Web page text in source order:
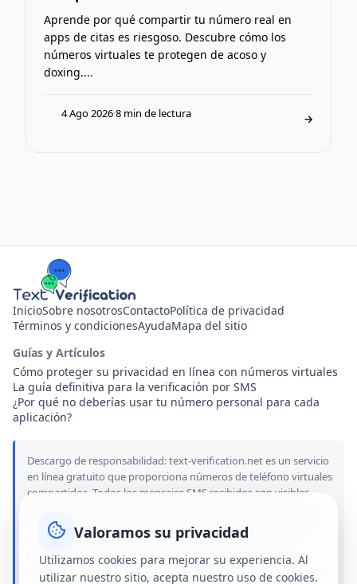
Aprende por qué compartir tu número real en
apps de citas es riesgoso. Descubre cómo los
números virtuales te protegen de acoso y
doxing....
4 Ago 2026·8 min de lectura →
InicioSobre nosotrosContactoPolítica de privacidad
Términos y condicionesAyudaMapa del sitio
Guías y Artículos
Cómo proteger su privacidad en línea con números virtuales
La guía definitiva para la verificación por SMS
¿Por qué no deberías usar tu número personal para cada
aplicación?
Descargo de responsabilidad: text-verification.net es un servicio
en línea gratuito que proporciona números de teléfono virtuales
compartidos. Todos los mensajes SMS recibidos son visibles
asociados, patrocinados ni afiliados con ninguna de las marcas,
aplicaciones o servicios mencionados en este sitio. El uso de
nuestros números públicos es bajo su propio riesgo. No
asumimos ninguna responsabilidad por daños, suspensiones de
Valoramos su privacidad
Utilizamos cookies para mejorar su experiencia. Al
utilizar nuestro sitio, acepta nuestro uso de cookies.